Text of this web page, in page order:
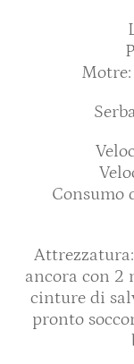
Consumo
ancora con 2
cinture di
pronto